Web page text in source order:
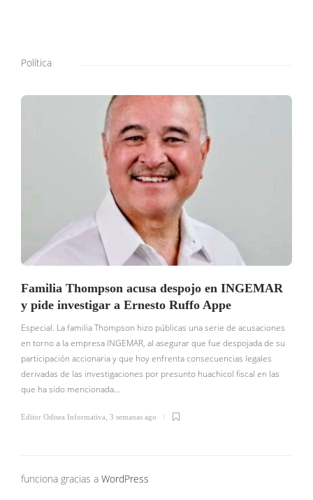
Política
Familia Thompson acusa despojo en INGEMAR
y pide investigar a Ernesto Ruffo Appe
Especial. La familia Thompson hizo públicas una serie de acusaciones
en torno a la empresa INGEMAR, al asegurar que fue despojada de su
participación accionaria y que hoy enfrenta consecuencias legales
derivadas de las investigaciones por presunto huachicol fiscal en las
que ha sido mencionada…
Editor Odisea Informativa, 3 semanas ago
funciona gracias a WordPress